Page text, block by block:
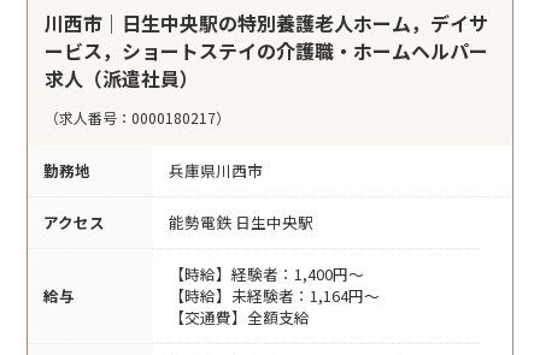
川西市｜日生中央駅の特別養護老人ホーム，デイサ
ービス，ショートステイの介護職・ホームヘルパー
求人（派遣社員）
（求人番号：0000180217）
勤務地 兵庫県川西市
アクセス 能勢電鉄 日生中央駅
給与
【時給】経験者：1,400円～
【時給】未経験者：1,164円～
【交通費】全額支給